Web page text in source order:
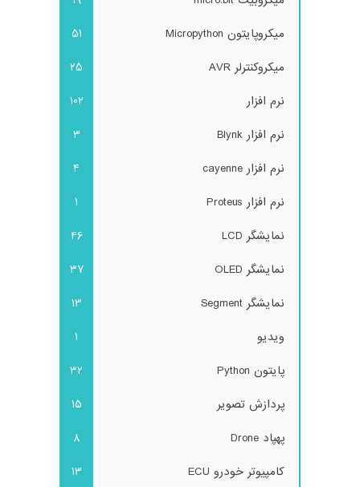
میکروپایتون Micropython
51
میکروکنترلر AVR
25
نرم افزار
102
نرم افزار Blynk
3
نرم افزار cayenne
4
نرم افزار Proteus
1
نمایشگر LCD
46
نمایشگر OLED
37
نمایشگر Segment
13
ویدیو
1
پایتون Python
32
پردازش تصویر
15
پهپاد Drone
8
کامپیوتر خودرو ECU
13